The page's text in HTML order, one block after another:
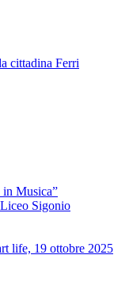
cittadina Ferri
in Musica”
Sigonio
life, 19 ottobre 2025